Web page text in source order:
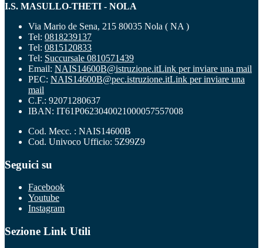
I.S. MASULLO-THETI - NOLA
Via Mario de Sena, 215 80035 Nola ( NA )
Tel: 0818239137
Tel: 0815120833
Tel: Succursale 0810571439
Email: NAIS14600B@istruzione.itLink per inviare una mail
PEC: NAIS14600B@pec.istruzione.itLink per inviare una
mail
C.F.: 92071280637
IBAN: IT61P0623040021000057557008
Cod. Mecc. : NAIS14600B
Cod. Univoco Ufficio: 5Z99Z9
Seguici su
Facebook
Youtube
Instagram
Sezione Link Utili